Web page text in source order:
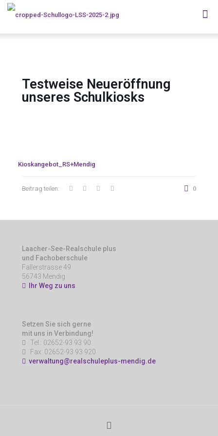
Testweise Neueröffnung
unseres Schulkiosks
Kioskangebot_RS+Mendig
Beitrag teilen: 0
Laacher-See-Realschule plus
und Fachoberschule
Fallerstrasse 49
56743 Mendig
Ihr Weg zu uns
Setzen Sie sich gerne
mit uns in Verbindung!
Tel.: 02652-93 93 90
Fax: 02652-93 93 920
verwaltung@realschuleplus-mendig.de